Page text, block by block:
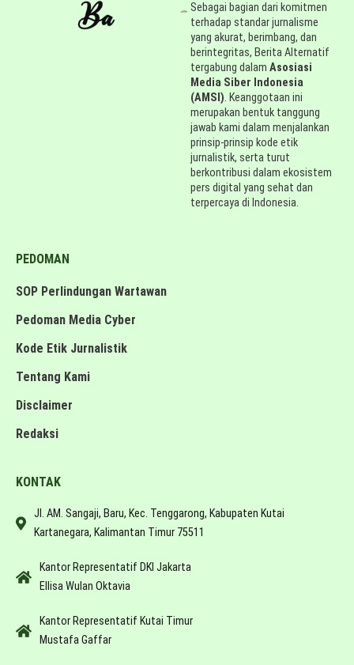
Sebagai bagian dari komitmen
terhadap standar jurnalisme
yang akurat, berimbang, dan
berintegritas, Berita Alternatif
tergabung dalamAsosiasi
Media Siber Indonesia
(AMSI). Keanggotaan ini
merupakan bentuk tanggung
jawab kami dalam menjalankan
prinsip-prinsip kode etik
jurnalistik, serta turut
berkontribusi dalam ekosistem
pers digital yang sehat dan
terpercaya di Indonesia.
PEDOMAN
SOP Perlindungan Wartawan
Pedoman Media Cyber
Kode Etik Jurnalistik
Tentang Kami
Disclaimer
Redaksi
KONTAK
Jl. AM. Sangaji, Baru, Kec. Tenggarong, Kabupaten Kutai
Kartanegara, Kalimantan Timur 75511
Kantor Representatif DKI Jakarta
Ellisa Wulan Oktavia
Kantor Representatif Kutai Timur
Mustafa Gaffar